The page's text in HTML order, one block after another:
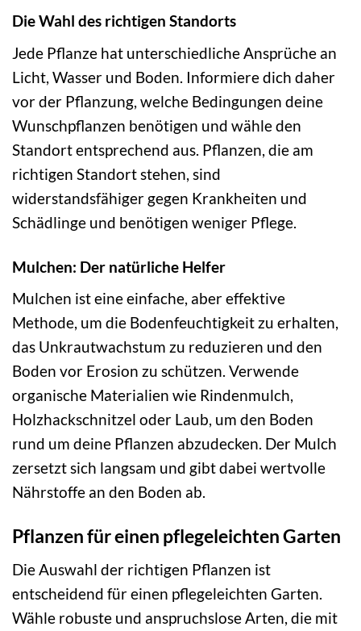
Die Wahl des richtigen Standorts
Jede Pflanze hat unterschiedliche Ansprüche an
Licht, Wasser und Boden. Informiere dich daher
vor der Pflanzung, welche Bedingungen deine
Wunschpflanzen benötigen und wähle den
Standort entsprechend aus. Pflanzen, die am
richtigen Standort stehen, sind
widerstandsfähiger gegen Krankheiten und
Schädlinge und benötigen weniger Pflege.
Mulchen: Der natürliche Helfer
Mulchen ist eine einfache, aber effektive
Methode, um die Bodenfeuchtigkeit zu erhalten,
das Unkrautwachstum zu reduzieren und den
Boden vor Erosion zu schützen. Verwende
organische Materialien wie Rindenmulch,
Holzhackschnitzel oder Laub, um den Boden
rund um deine Pflanzen abzudecken. Der Mulch
zersetzt sich langsam und gibt dabei wertvolle
Nährstoffe an den Boden ab.
Pflanzen für einen pflegeleichten Garten
Die Auswahl der richtigen Pflanzen ist
entscheidend für einen pflegeleichten Garten.
Wähle robuste und anspruchslose Arten, die mit